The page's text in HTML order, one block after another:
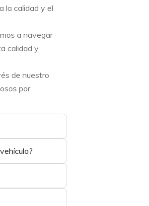
la calidad y el
a navegar
calidad y
de nuestro
por